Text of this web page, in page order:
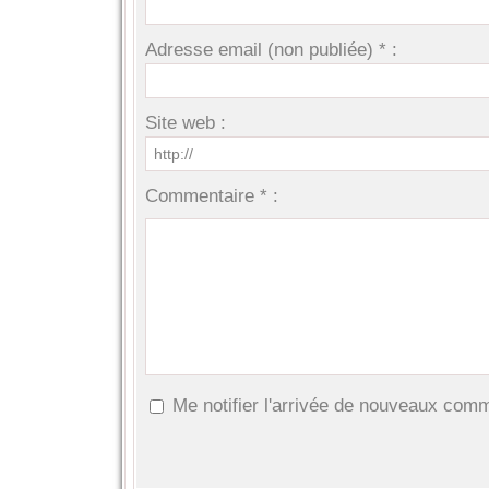
Adresse email (non publiée) * :
Site web :
Commentaire * :
Me notifier l'arrivée de nouveaux